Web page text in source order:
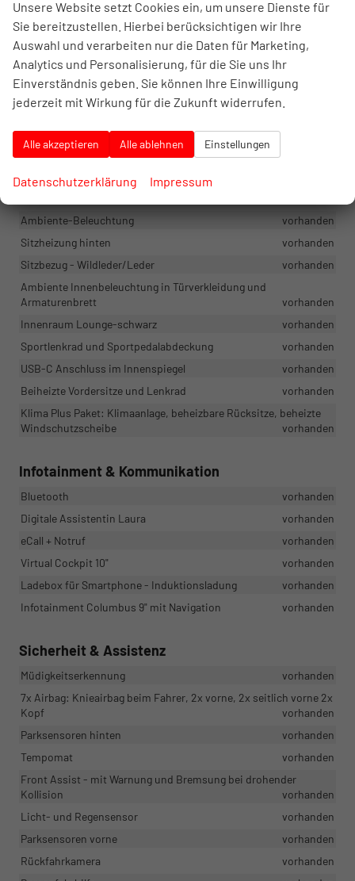
Innenspiegel automatisch abblendbar
vorhanden
Multifunktions-Lederlenkrad und Lederschaltknauf
vorhanden
Elektrische Fensterheber vorne und hinten
vorhanden
Climatronic 2-Zonen-Klimaautomatik
vorhanden
Elektronische Parkbremse
vorhanden
Lordosenstütze
Fußmatten vorne und hinten
Sitzheizung vorne
Ambiente-Beleuchtung
vorhanden
Sitzheizung hinten
vorhanden
Sitzbezug - Wildleder/Leder
vorhanden
Ambiente Innenbeleuchtung in Türverkleidung und
Armaturenbrett
vorhanden
Innenraum Lounge-schwarz
vorhanden
Sportlenkrad und Sportpedalabdeckung
vorhanden
USB-C Anschluss im Innenspiegel
vorhanden
Beiheizte Vordersitze und Lenkrad
vorhanden
Klima Plus Paket: Klimaanlage, beheizbare Rücksitze, beheizte
Windschutzscheibe
vorhanden
Infotainment & Kommunikation
Bluetooth
vorhanden
Digitale Assistentin Laura
vorhanden
eCall + Notruf
vorhanden
Virtual Cockpit 10"
vorhanden
Ladebox für Smartphone - Induktionsladung
vorhanden
Infotainment Columbus 9" mit Navigation
vorhanden
Sicherheit & Assistenz
Müdigkeitserkennung
vorhanden
7x Airbag: Knieairbag beim Fahrer, 2x vorne, 2x seitlich vorne 2x
Kopf
vorhanden
Parksensoren hinten
vorhanden
Tempomat
vorhanden
Front Assist - mit Warnung und Bremsung bei drohender
Kollision
vorhanden
Licht- und Regensensor
vorhanden
Parksensoren vorne
vorhanden
Rückfahrkamera
vorhanden
Unsere Website setzt Cookies ein, um unsere Dienste für
Sie bereitzustellen. Hierbei berücksichtigen wir Ihre
Auswahl und verarbeiten nur die Daten für Marketing,
Analytics und Personalisierung, für die Sie uns Ihr
Einverständnis geben. Sie können Ihre Einwilligung
jederzeit mit Wirkung für die Zukunft widerrufen.
Alle akzeptieren Alle ablehnen Einstellungen
Datenschutzerklärung Impressum